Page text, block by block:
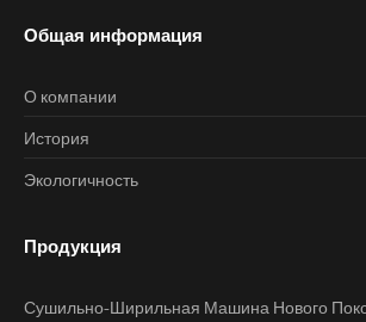
Общая информация
О компании
История
Экологичность
Продукция
Сушильно-Ширильная Машина Нового